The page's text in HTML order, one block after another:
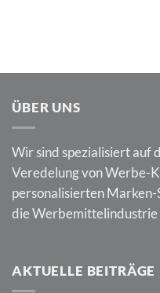
ÜBER UNS
Wir sind spezialisiert auf
Veredelung von Werbe-
personalisierten
die Werbemittelindustrie
AKTUELLE BEITRÄGE